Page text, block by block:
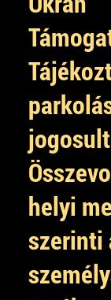
helyi
szerinti